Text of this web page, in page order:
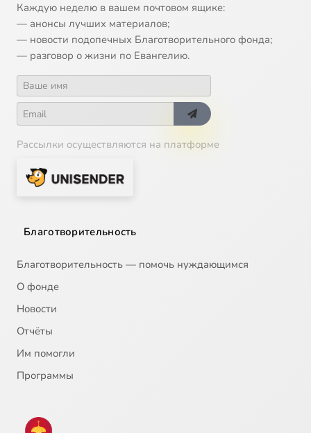
Каждую неделю в вашем почтовом ящике:
— анонсы лучших материалов;
— новости подопечных Благотворительного фонда;
— разговор о жизни по Евангелию.
Рассылки осуществляются на платформе
Благотворительность
Благотворительность — помочь нуждающимся
О фонде
Новости
Отчёты
Им помогли
Программы